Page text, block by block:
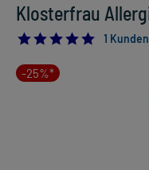
Klosterfrau
5.01
-25%*